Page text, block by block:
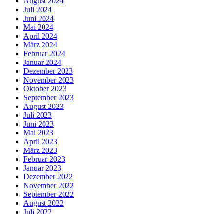
Juli 2024
Juni 2024
Mai 2024
April 2024
März 2024
Februar 2024
Januar 2024
Dezember 2023
November 2023
Oktober 2023
September 2023
August 2023
Juli 2023
Juni 2023
Mai 2023
April 2023
März 2023
Februar 2023
Januar 2023
Dezember 2022
November 2022
September 2022
August 2022
Juli 2022